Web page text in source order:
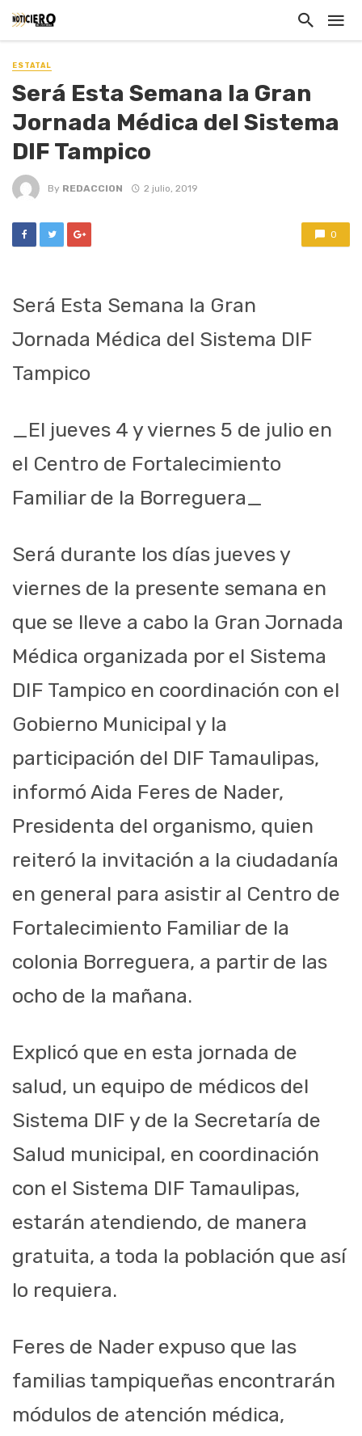
ESTATAL
Será Esta Semana la Gran
Jornada Médica del Sistema
DIF Tampico
By REDACCION 2 julio, 2019
0
Será Esta Semana la Gran
Jornada Médica del Sistema DIF
Tampico
_El jueves 4 y viernes 5 de julio en
el Centro de Fortalecimiento
Familiar de la Borreguera_
Será durante los días jueves y
viernes de la presente semana en
que se lleve a cabo la Gran Jornada
Médica organizada por el Sistema
DIF Tampico en coordinación con el
Gobierno Municipal y la
participación del DIF Tamaulipas,
informó Aida Feres de Nader,
Presidenta del organismo, quien
reiteró la invitación a la ciudadanía
en general para asistir al Centro de
Fortalecimiento Familiar de la
colonia Borreguera, a partir de las
ocho de la mañana.
Explicó que en esta jornada de
salud, un equipo de médicos del
Sistema DIF y de la Secretaría de
Salud municipal, en coordinación
con el Sistema DIF Tamaulipas,
estarán atendiendo, de manera
gratuita, a toda la población que así
lo requiera.
Feres de Nader expuso que las
familias tampiqueñas encontrarán
módulos de atención médica,